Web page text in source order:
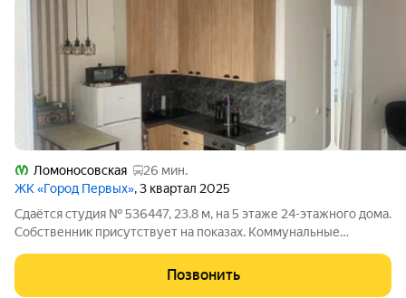
Ломоносовская
26 мин.
ЖК «Город Первых», 3 квартал 2025
Сдаётся студия № 536447, 23.8 м, на 5 этаже 24-этажного дома.
Собственник присутствует на показах. Коммунальные
отдельно. По условиям проживания: можно с детьми, можно с
питомцами. Срок минимальной
Позвонить